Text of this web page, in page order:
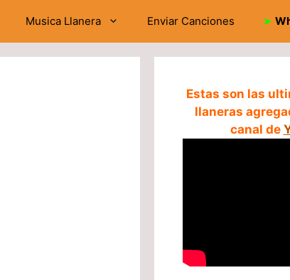
Musica Llanera Enviar Canciones ➤
Estas son las
llaneras
canal de